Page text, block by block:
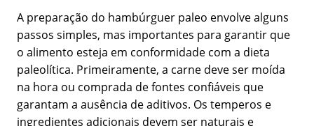
A preparação do hambúrguer paleo envolve alguns
passos simples, mas importantes para garantir que
o alimento esteja em conformidade com a dieta
paleolítica. Primeiramente, a carne deve ser moída
na hora ou comprada de fontes confiáveis que
garantam a ausência de aditivos. Os temperos e
ingredientes adicionais devem ser naturais e